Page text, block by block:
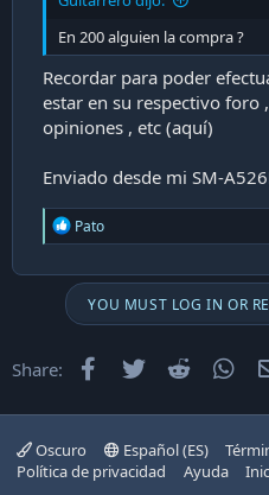
En 200 alguien la compra ?
Recordar para poder
estar en su respectivo foro
opiniones , etc (aquí)
Enviado desde mi SM-
R
e
c
i
Pato
YOU MUST LOG IN OR
Share: Facebook
Twitter Reddit
Oscuro Español (ES)
Política de privacidad
Ayuda